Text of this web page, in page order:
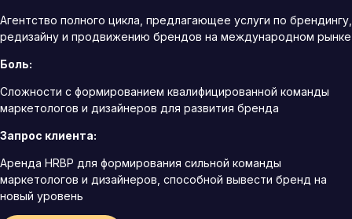
Агентство полного цикла, предлагающее услуги по брендингу,
редизайну и продвижению брендов на международном рынке
Боль:
Сложности с формированием квалифицированной команды
маркетологов и дизайнеров для развития бренда
Запрос клиента:
Аренда HRBP для формирования сильной команды
маркетологов и дизайнеров, способной вывести бренд на
новый уровень